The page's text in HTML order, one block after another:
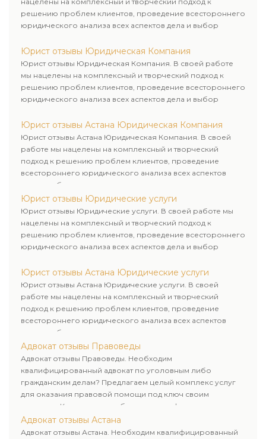
решению проблем клиентов, проведение всестороннего
юридического анализа всех аспектов дела и выбор
Юрист отзывы Юридическая Компания
Юрист отзывы Юридическая Компания. В своей работе
мы нацелены на комплексный и творческий подход к
решению проблем клиентов, проведение всестороннего
юридического анализа всех аспектов дела и выбор
Юрист отзывы Астана Юридическая Компания
Юрист отзывы Астана Юридическая Компания. В своей
работе мы нацелены на комплексный и творческий
подход к решению проблем клиентов, проведение
всестороннего юридического анализа всех аспектов
дела и выбор рационального пути для его успешного
завершения.
Юрист отзывы Юридические услуги
Юрист отзывы Юридические услуги. В своей работе мы
нацелены на комплексный и творческий подход к
решению проблем клиентов, проведение всестороннего
юридического анализа всех аспектов дела и выбор
Юрист отзывы Астана Юридические услуги
Юрист отзывы Астана Юридические услуги. В своей
работе мы нацелены на комплексный и творческий
подход к решению проблем клиентов, проведение
всестороннего юридического анализа всех аспектов
дела и выбор рационального пути для его успешного
завершения.
Адвокат отзывы Правоведы
Адвокат отзывы Правоведы. Необходим
квалифицированный адвокат по уголовным либо
гражданским делам? Предлагаем целый комплекс услуг
для оказания правовой помощи под ключ своим
клиентам. Комплексное обслуживание физических и
юридических лиц. Индивидуальный подход к каждому
клиенту.
Адвокат отзывы Астана
Адвокат отзывы Астана. Необходим квалифицированный